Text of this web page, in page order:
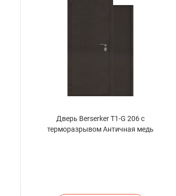
Дверь Berserker T1-G 206 с
терморазрывом Античная медь